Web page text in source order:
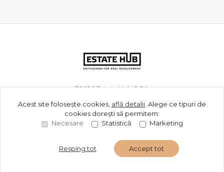
Sună acum Solicită vizionare
©2026Estate Hub S.R.L.
Site creat în
Acest site folosește cookies, află detalii Alege ce tipuri de
cookies dorești să permitem:
Necesare
Statistică Marketing
Resping tot Accept tot